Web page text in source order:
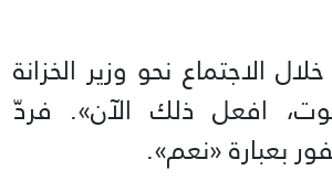
الاجتماع نحو وزير الخزانة
افعل ذلك الآن». فردّ
بعبارة «نعم».